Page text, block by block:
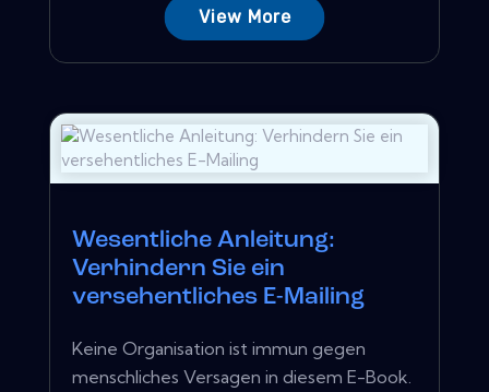
View More
Wesentliche Anleitung:
Verhindern Sie ein
versehentliches E-Mailing
Keine Organisation ist immun gegen
menschliches Versagen in diesem E-Book.